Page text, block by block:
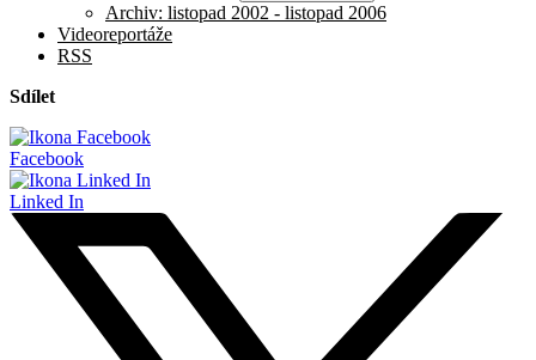
Archiv: listopad 2002 - listopad 2006
Videoreportáže
RSS
Sdílet
Facebook
Linked In